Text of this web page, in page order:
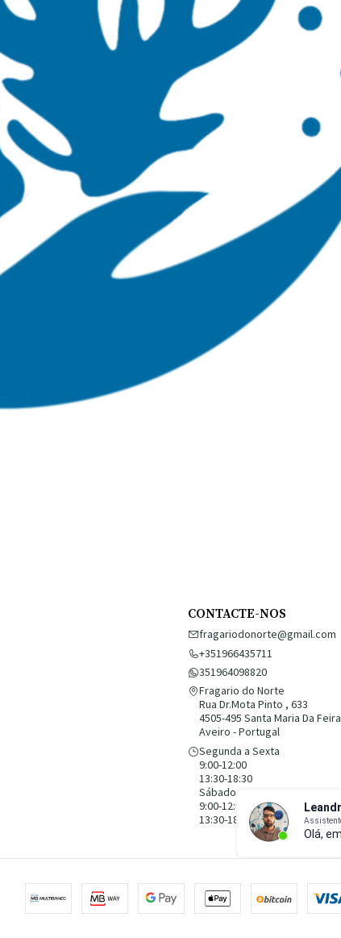
CONTACTE-NOS
fragariodonorte@gmail.com
+351966435711
351964098820
Fragario do Norte
Rua Dr.Mota Pinto , 633
4505-495 Santa Maria Da Feira
Aveiro - Portugal
Segunda a Sexta
9:00-12:00
13:30-18:30
Sábado
9:00-12:00
13:30-18:30